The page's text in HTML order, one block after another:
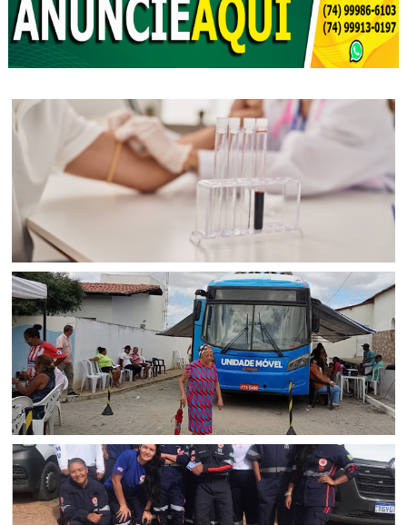
BAHIA
Exames laboratoriais ajudam a identificar doenças
silenciosas antes dos primeiros sintomas
ITIÚBA
Itiúba: Mutirão de Saúde inédito transforma o domingo
de mais de 300 moradores em Rômulo Campos